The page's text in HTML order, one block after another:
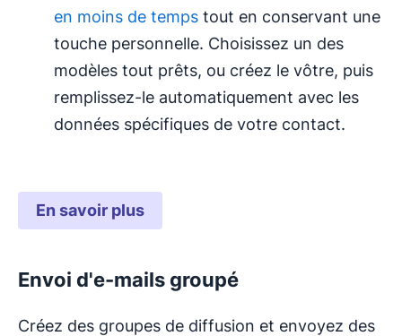
en moins de temps tout en conservant une
touche personnelle. Choisissez un des
modèles tout prêts, ou créez le vôtre, puis
remplissez-le automatiquement avec les
données spécifiques de votre contact.
En savoir plus
Envoi d'e-mails groupé
Créez des groupes de diffusion et envoyez des